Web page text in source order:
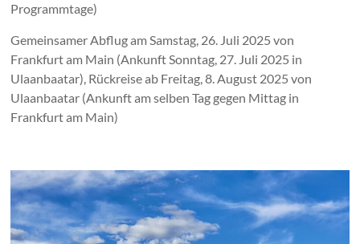
Programmtage)
Gemeinsamer Abflug am Samstag, 26. Juli 2025 von
Frankfurt am Main (Ankunft Sonntag, 27. Juli 2025 in
Ulaanbaatar), Rückreise ab Freitag, 8. August 2025 von
Ulaanbaatar (Ankunft am selben Tag gegen Mittag in
Frankfurt am Main)